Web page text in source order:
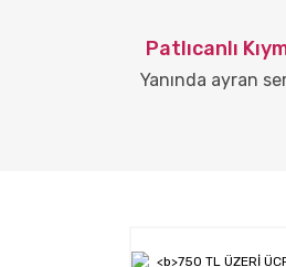
Patlıcanlı
Yanında ayran